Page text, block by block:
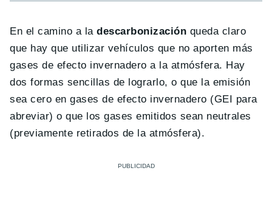
En el camino a ladescarbonización queda claro
que hay que utilizar vehículos que no aporten más
gases de efecto invernadero a la atmósfera. Hay
dos formas sencillas de lograrlo, o que la emisión
sea cero en gases de efecto invernadero (GEI para
abreviar) o que los gases emitidos sean neutrales
(previamente retirados de la atmósfera).